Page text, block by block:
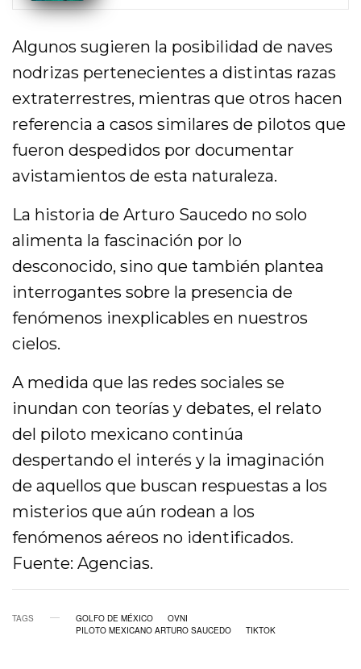
Algunos sugieren la posibilidad de naves
nodrizas pertenecientes a distintas razas
extraterrestres, mientras que otros hacen
referencia a casos similares de pilotos que
fueron despedidos por documentar
avistamientos de esta naturaleza.
La historia de Arturo Saucedo no solo
alimenta la fascinación por lo
desconocido, sino que también plantea
interrogantes sobre la presencia de
fenómenos inexplicables en nuestros
cielos.
A medida que las redes sociales se
inundan con teorías y debates, el relato
del piloto mexicano continúa
despertando el interés y la imaginación
de aquellos que buscan respuestas a los
misterios que aún rodean a los
fenómenos aéreos no identificados.
Fuente: Agencias.
TAGS GOLFO DE MÉXICO
OVNI
PILOTO MEXICANO ARTURO SAUCEDO
TIKTOK